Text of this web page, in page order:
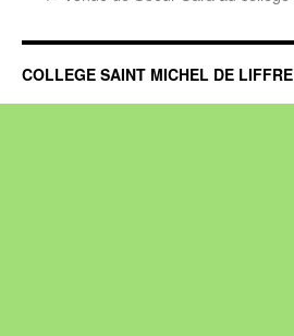
COLLEGE SAINT MICHEL DE LIFFRE